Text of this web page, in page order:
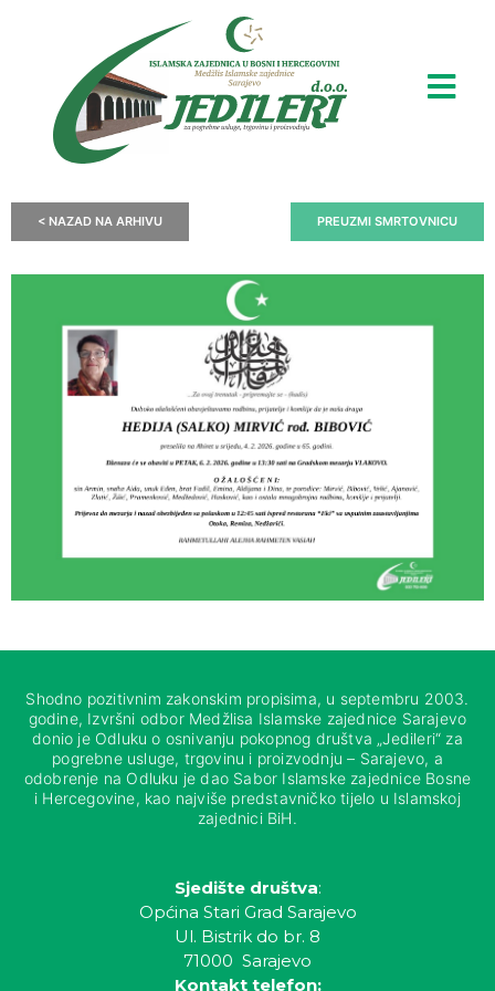
< NAZAD NA ARHIVU PREUZMI SMRTOVNICU
Shodno pozitivnim zakonskim propisima, u septembru 2003.
godine, Izvršni odbor Medžlisa Islamske zajednice Sarajevo
donio je Odluku o osnivanju pokopnog društva „Jedileri“ za
pogrebne usluge, trgovinu i proizvodnju – Sarajevo, a
odobrenje na Odluku je dao Sabor Islamske zajednice Bosne
i Hercegovine, kao najviše predstavničko tijelo u Islamskoj
zajednici BiH.
Sjedište društva:
Općina Stari Grad Sarajevo
Ul. Bistrik do br. 8
71000 Sarajevo
Kontakt telefon: